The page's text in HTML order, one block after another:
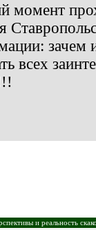
момент
зачем
всех
и реальность